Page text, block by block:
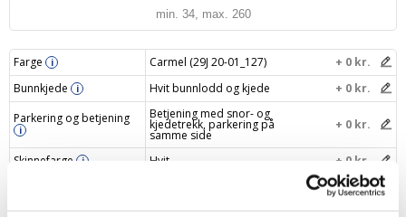
Farge i Carmel (29J 20-01_127)
+ 0 kr.
Bunnkjede
i Hvit bunnlodd og kjede
+ 0 kr.
Parkering og betjening
i
Betjening med snor- og
kjedetrekk, parkering på
samme side
+ 0 kr.
Skinnefarge i Hvit
+ 0 kr.